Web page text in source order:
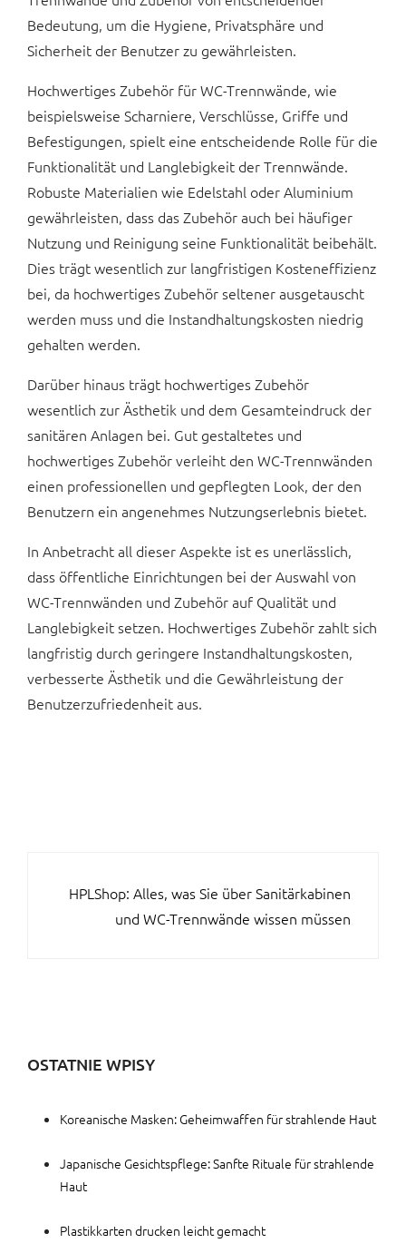
Bedeutung, um die Hygiene, Privatsphäre und
Sicherheit der Benutzer zu gewährleisten.
Hochwertiges Zubehör für WC-Trennwände, wie
beispielsweise Scharniere, Verschlüsse, Griffe und
Befestigungen, spielt eine entscheidende Rolle für die
Funktionalität und Langlebigkeit der Trennwände.
Robuste Materialien wie Edelstahl oder Aluminium
gewährleisten, dass das Zubehör auch bei häufiger
Nutzung und Reinigung seine Funktionalität beibehält.
Dies trägt wesentlich zur langfristigen Kosteneffizienz
bei, da hochwertiges Zubehör seltener ausgetauscht
werden muss und die Instandhaltungskosten niedrig
gehalten werden.
Darüber hinaus trägt hochwertiges Zubehör
wesentlich zur Ästhetik und dem Gesamteindruck der
sanitären Anlagen bei. Gut gestaltetes und
hochwertiges Zubehör verleiht den WC-Trennwänden
einen professionellen und gepflegten Look, der den
Benutzern ein angenehmes Nutzungserlebnis bietet.
In Anbetracht all dieser Aspekte ist es unerlässlich,
dass öffentliche Einrichtungen bei der Auswahl von
WC-Trennwänden und Zubehör auf Qualität und
Langlebigkeit setzen. Hochwertiges Zubehör zahlt sich
langfristig durch geringere Instandhaltungskosten,
verbesserte Ästhetik und die Gewährleistung der
Benutzerzufriedenheit aus.
BEITRAGSNAVIGATION
HPLShop: Alles, was Sie über Sanitärkabinen
und WC-Trennwände wissen müssen
OSTATNIE WPISY
Koreanische Masken: Geheimwaffen für strahlende Haut
Japanische Gesichtspflege: Sanfte Rituale für strahlende
Haut
Plastikkarten drucken leicht gemacht